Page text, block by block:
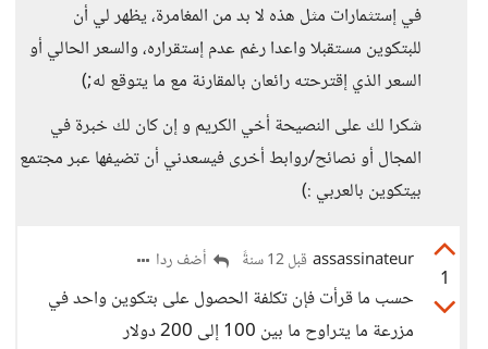
في إستثمارات مثل هذه لا بد من المغامرة، يظهر لي أن
للبتكوين مستقبلا واعدا رغم عدم إستقراره، والسعر الحالي أو
السعر الذي إقترحته رائعان بالمقارنة مع ما يتوقع له;)
شكرا لك على النصيحة أخي الكريم و إن كان لك خبرة في
المجال أو نصائح/روابط أخرى فيسعدني أن تضيفها عبر مجتمع
بيتكوين بالعربي :)
1
assassinateur قبل 12 سنةً أضف ردا
حسب ما قرأت فإن تكلفة الحصول على بتكوين واحد في
مزرعة ما يتراوح ما بين 100 إلى 200 دولار